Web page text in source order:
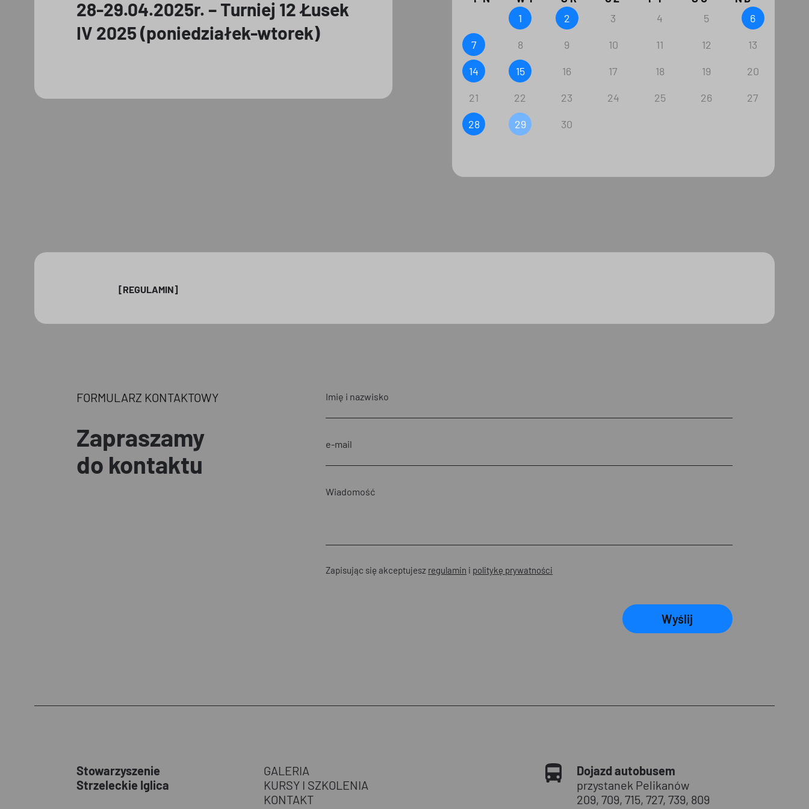
28-29.04.2025r. – Turniej 12 Łusek
IV 2025 (poniedziałek-wtorek)
1
2 3 4 5
6
7
8 9 10 11 12
13
14
15 16 17 18 19
20
21
22 23 24 25 26
27
28
29 30
[REGULAMIN]
FORMULARZ KONTAKTOWY
Zapraszamy
do kontaktu
Zapisując się akceptujesz regulamin i politykę prywatności
Wyślij
Stowarzyszenie
Strzeleckie Iglica
GALERIA
KURSY I SZKOLENIA
KONTAKT
Dojazd autobusem
przystanek Pelikanów
209, 709, 715, 727, 739, 809